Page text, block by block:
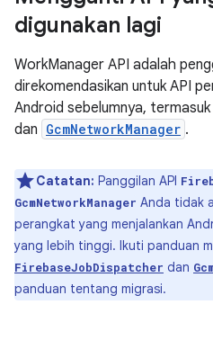
digunakan lagi
WorkManager API adalah
direkomendasikan untuk API
Android sebelumnya, termasuk
dan GcmNetworkManager .
Catatan: Panggilan API
GcmNetworkManager Anda tidak
perangkat yang menjalankan
yang lebih tinggi. Ikuti panduan
FirebaseJobDispatcher dan
panduan tentang migrasi.